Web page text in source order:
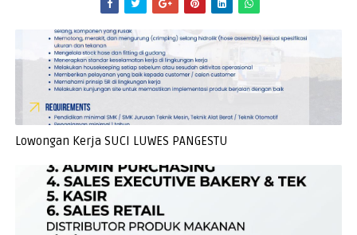
Lowongan Kerja SUCI LUWES PANGESTU